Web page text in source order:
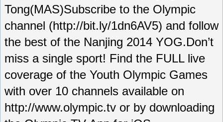
Tong(MAS)Subscribe to the Olympic
channel (http://bit.ly/1dn6AV5) and follow
the best of the Nanjing 2014 YOG.Don’t
miss a single sport! Find the FULL live
coverage of the Youth Olympic Games
with over 10 channels available on
http://www.olympic.tv or by downloading